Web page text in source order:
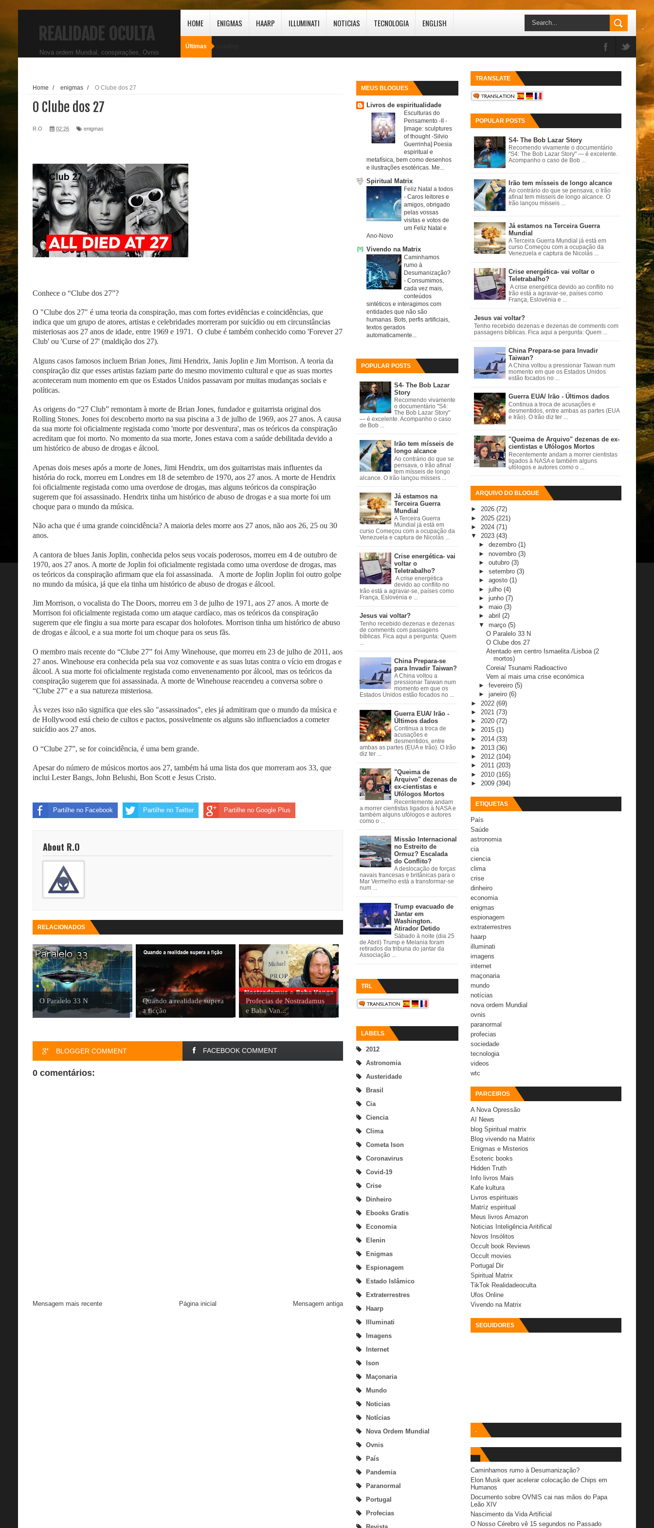
REALIDADE OCULTA
Nova ordem Mundial, conspirações, Ovnis
HOME ENIGMAS HAARP ILLUMINATI NOTICIAS TECNOLOGIA ENGLISH
Últimas
MEUS BLOGUES
Livros de espiritualidade
Esculturas do
Pensamento -II -
[image: sculptures
of thought -Silvio
Guerrinha] Poesia
espiritual e
metafísica, bem como desenhos
e ilustrações esotéricas. Me...
Spiritual Matrix
Feliz Natal a todos
- Caros leitores e
amigos, obrigado
pelas vossas
visitas e votos de
um Feliz Natal e
Ano-Novo
Vivendo na Matrix
Caminhamos
rumo à
Desumanização?
- Consumimos,
cada vez mais,
conteúdos
sintéticos e interagimos com
entidades que não são
humanas. Bots, perfis artificiais,
textos gerados
automaticamente...
POPULAR POSTS
S4- The Bob Lazar
Story
Recomendo vivamente
o documentário "S4:
The Bob Lazar Story"
— é excelente. Acompanho o caso
de Bob ...
Irão tem mísseis de
longo alcance
Ao contrário do que se
pensava, o Irão afinal
tem mísseis de longo
alcance. O Irão lançou mísseis ...
Já estamos na
Terceira Guerra
Mundial
A Terceira Guerra
Mundial já está em
curso Começou com a ocupação da
Venezuela e captura de Nicolás ...
Crise energética- vai
voltar o
Teletrabalho?
A crise energética
devido ao conflito no
Irão está a agravar-se, países como
França, Eslovénia e ...
Jesus vai voltar?
Tenho recebido dezenas e dezenas
de comments com passagens
bíblicas. Fica aqui a pergunta: Quem
China Prepara-se
para Invadir Taiwan?
A China voltou a
pressionar Taiwan num
momento em que os
Estados Unidos estão focados no ...
Guerra EUA/ Irão -
Últimos dados
Continua a troca de
acusações e
desmentidos, entre
ambas as partes (EUA e Irão). O Irão
diz ter ...
"Queima de
Arquivo" dezenas de
ex-cientistas e
Ufólogos Mortos
Recentemente andam
a morrer cientistas ligados à NASA e
também alguns ufólogos e autores
como o ...
Missão Internacional
no Estreito de
Ormuz? Escalada
do Conflito?
A deslocação de forças
navais francesas e britânicas para o
Mar Vermelho está a transformar-se
num ...
Trump evacuado de
Jantar em
Washington.
Atirador Detido
Sábado à noite (dia 25
de Abril) Trump e Melania foram
retirados da tribuna do jantar da
Associação ...
TRL
LABELS
2012
Astronomia
Austeridade
Brasil
Cia
Ciencia
Clima
Cometa Ison
Coronavirus
Covid-19
Crise
Dinheiro
Ebooks Gratis
Economia
Elenin
Enigmas
Espionagem
Estado Islâmico
Extraterrestres
Haarp
Illuminati
Imagens
Internet
Ison
Maçonaria
Mundo
Noticias
Notícias
Nova Ordem Mundial
Ovnis
País
Pandemia
Paranormal
Portugal
Profecias
Home / enigmas / O Clube dos 27
O Clube dos 27
R.O 02:26 enigmas
Conhece o “Clube dos 27”?
O "Clube dos 27" é uma teoria da conspiração, mas com fortes evidências e coincidências, que
indica que um grupo de atores, artistas e celebridades morreram por suicídio ou em circunstâncias
misteriosas aos 27 anos de idade, entre 1969 e 1971. O clube é também conhecido como 'Forever 27
Club' ou 'Curse of 27' (maldição dos 27).
Alguns casos famosos incluem Brian Jones, Jimi Hendrix, Janis Joplin e Jim Morrison. A teoria da
conspiração diz que esses artistas faziam parte do mesmo movimento cultural e que as suas mortes
aconteceram num momento em que os Estados Unidos passavam por muitas mudanças sociais e
políticas.
As origens do “27 Club” remontam à morte de Brian Jones, fundador e guitarrista original dos
Rolling Stones. Jones foi descoberto morto na sua piscina a 3 de julho de 1969, aos 27 anos. A causa
da sua morte foi oficialmente registada como 'morte por desventura', mas os teóricos da conspiração
acreditam que foi morto. No momento da sua morte, Jones estava com a saúde debilitada devido a
um histórico de abuso de drogas e álcool.
Apenas dois meses após a morte de Jones, Jimi Hendrix, um dos guitarristas mais influentes da
história do rock, morreu em Londres em 18 de setembro de 1970, aos 27 anos. A morte de Hendrix
foi oficialmente registada como uma overdose de drogas, mas alguns teóricos da conspiração
sugerem que foi assassinado. Hendrix tinha um histórico de abuso de drogas e a sua morte foi um
choque para o mundo da música.
Não acha que é uma grande coincidência? A maioria deles morre aos 27 anos, não aos 26, 25 ou 30
anos.
A cantora de blues Janis Joplin, conhecida pelos seus vocais poderosos, morreu em 4 de outubro de
1970, aos 27 anos. A morte de Joplin foi oficialmente registada como uma overdose de drogas, mas
os teóricos da conspiração afirmam que ela foi assassinada.
A morte de Joplin Joplin foi outro golpe
no mundo da música, já que ela tinha um histórico de abuso de drogas e álcool.
Jim Morrison, o vocalista do The Doors, morreu em 3 de julho de 1971, aos 27 anos. A morte de
Morrison foi oficialmente registada como um ataque cardíaco, mas os teóricos da conspiração
sugerem que ele fingiu a sua morte para escapar dos holofotes. Morrison tinha um histórico de abuso
de drogas e álcool, e a sua morte foi um choque para os seus fãs.
O membro mais recente do “Clube 27” foi Amy Winehouse, que morreu em 23 de julho de 2011, aos
27 anos. Winehouse era conhecida pela sua voz comovente e as suas lutas contra o vício em drogas e
álcool. A sua morte foi oficialmente registada como envenenamento por álcool, mas os teóricos da
conspiração sugerem que foi assassinada. A morte de Winehouse reacendeu a conversa sobre o
“Clube 27” e a sua natureza misteriosa.
Às vezes isso não significa que eles são "assassinados", eles já admitiram que o mundo da música e
de Hollywood está cheio de cultos e pactos, possivelmente os alguns são influenciados a cometer
suicídio aos 27 anos.
O “Clube 27”, se for coincidência, é uma bem grande.
Apesar do número de músicos mortos aos 27, também há uma lista dos que morreram aos 33, que
inclui Lester Bangs, John Belushi, Bon Scott e Jesus Cristo.
Partilhe no Facebook Partilhe no Twitter Partilhe no Google Plus
About R.O
RELACIONADOS
O Paralelo 33 N
Quando a realidade supera
a ficção
Profecias de Nostradamus
e Baba Van...
BLOGGER COMMENT FACEBOOK COMMENT
0 comentários:
Mensagem mais recente Mensagem antiga
Página inicial
TRANSLATE
POPULAR POSTS
S4- The Bob Lazar Story
Recomendo vivamente o documentário
"S4: The Bob Lazar Story" — é excelente.
Acompanho o caso de Bob ...
Irão tem mísseis de longo alcance
Ao contrário do que se pensava, o Irão
afinal tem mísseis de longo alcance. O
Irão lançou mísseis ...
Já estamos na Terceira Guerra
Mundial
A Terceira Guerra Mundial já está em
curso Começou com a ocupação da
Venezuela e captura de Nicolás ...
Crise energética- vai voltar o
Teletrabalho?
A crise energética devido ao conflito no
Irão está a agravar-se, países como
França, Eslovénia e ...
Jesus vai voltar?
Tenho recebido dezenas e dezenas de comments com
passagens bíblicas. Fica aqui a pergunta: Quem ...
China Prepara-se para Invadir
Taiwan?
A China voltou a pressionar Taiwan num
momento em que os Estados Unidos
estão focados no ...
Guerra EUA/ Irão - Últimos dados
Continua a troca de acusações e
desmentidos, entre ambas as partes (EUA
e Irão). O Irão diz ter ...
"Queima de Arquivo" dezenas de ex-
cientistas e Ufólogos Mortos
Recentemente andam a morrer cientistas
ligados à NASA e também alguns
ufólogos e autores como o ...
ARQUIVO DO BLOGUE
► 2026 (72)
► 2025 (221)
► 2024 (71)
▼ 2023 (43)
► dezembro (1)
► novembro (3)
► outubro (3)
► setembro (3)
► agosto (1)
► julho (4)
► junho (7)
► maio (3)
► abril (2)
▼ março (5)
O Paralelo 33 N
O Clube dos 27
Atentado em centro Ismaelita /Lisboa (2
mortos)
Coreia/ Tsunami Radioactivo
Vem aí mais uma crise económica
► fevereiro (5)
► janeiro (6)
► 2022 (69)
► 2021 (73)
► 2020 (72)
► 2015 (1)
► 2014 (33)
► 2013 (36)
► 2012 (104)
► 2011 (203)
► 2010 (165)
► 2009 (394)
ETIQUETAS
País
Saúde
astronomia
cia
ciencia
clima
crise
dinheiro
economia
enigmas
espionagem
extraterrestres
haarp
illuminati
imagens
internet
maçonaria
mundo
notícias
nova ordem Mundial
ovnis
paranormal
profecias
sociedade
tecnologia
videos
wtc
PARCEIROS
A Nova Opressão
AI News
blog Spiritual matrix
Blog vivendo na Matrix
Enigmas e Misterios
Esoteric books
Hidden Truth
Info livros Mais
Kafe kultura
Livros espirituais
Matríz espiritual
Meus livros Amazon
Noticias Inteligência Aritifical
Novos Insólitos
Occult book Reviews
Occult movies
Portugal Dir
Spiritual Matrix
TikTok Realidadeoculta
Ufos Online
Vivendo na Matrix
SEGUIDORES
.
Caminhamos rumo à Desumanização?
Elon Musk quer acelerar colocação de Chips em
Humanos
Documento sobre OVNIS cai nas mãos do Papa
Leão XIV
Nascimento da Vida Artificial
O Nosso Cérebro vê 15 segundos no Passado